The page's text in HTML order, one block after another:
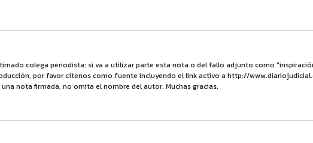
colega periodista: si va a utilizar parte esta nota o del fallo adjunto como
por favor cítenos como fuente incluyendo el link activo a http://
una nota firmada, no omita el nombre del autor. Muchas gracias.